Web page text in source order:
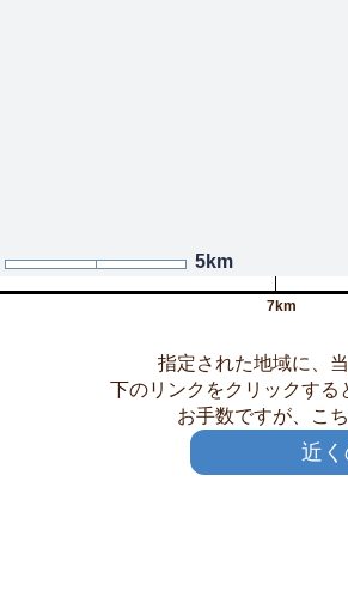
5km
7km
指定された地域に、
下のリンクをクリックする
お手数ですが、こ
近